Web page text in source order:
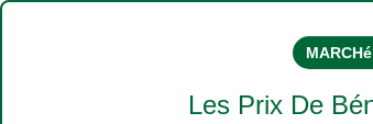
Les Prix De